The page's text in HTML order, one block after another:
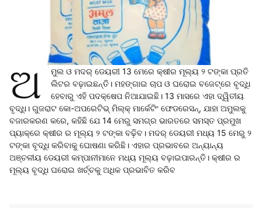
ଅ
ମୁଲ ଓ ମଦର୍ ଡେୟରୀ 13 ମେରେ କ୍ଷୀର ମୂଲ୍ୟ ୨ ଟଙ୍କା ପ୍ରତି
ଲିଟର ବଢ଼ାଇଛନ୍ତି। ମହଙ୍ଗାଇ ଚାପ ଓ ଘରୋଇ ବଜେଟ୍‌ରେ ବୃଦ୍ଧି
ହେବାରୁ ଏହି ପଦକ୍ଷେପ ନିଆଯାଇଛି। 13 ମାସରେ ଏହା ଦ୍ୱିତୀୟ
ବୃଦ୍ଧି। ଗୁଜରାଟ କୋ-ଅପରେଟିଭ୍ ମିଲ୍କ୍ ମାର୍କେଟିଂ ଫେଡରେସନ୍, ଯାହା ଅମୁଲକୁ
ବଜାରକରଣ କରେ, କହିଛି ଯେ 14 ମେରୁ ସମଗ୍ର ଭାରତରେ ସମସ୍ତ ପ୍ରମୁଖ
ପ୍ୟାକ୍‌ରେ କ୍ଷୀର ର ମୂଲ୍ୟ ୨ ଟଙ୍କା ବଢ଼ିବ। ମଦର୍ ଡେୟରୀ ମଧ୍ୟ 15 ମେରୁ ୨
ଟଙ୍କା ବୃଦ୍ଧି କରିବାକୁ ଘୋଷଣା କରିଛି। ଏହାର ପ୍ରଭାବରେ ଅନ୍ୟାନ୍ୟ
ଅଞ୍ଚଳୀୟ ଡେୟରୀ କମ୍ପାନୀମାନେ ମଧ୍ୟ ମୂଲ୍ୟ ବଢ଼ାଇପାରନ୍ତି। କ୍ଷୀର ର
ମୂଲ୍ୟ ବୃଦ୍ଧି ଘରୋଇ ଖର୍ଚ୍ଚକୁ ଅଧିକ ପ୍ରଭାବିତ କରିବ